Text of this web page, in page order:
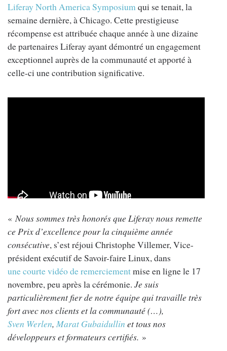
Liferay North America Symposiumqui se tenait, la
semaine dernière, à Chicago. Cette prestigieuse
récompense est attribuée chaque année à une dizaine
de partenaires Liferay ayant démontré un engagement
exceptionnel auprès de la communauté et apporté à
celle-ci une contribution significative.
«Nous sommes très honorés que Liferay nous remette
ce Prix d’excellence pour la cinquième année
consécutive, s’est réjoui Christophe Villemer, Vice-
président exécutif de Savoir-faire Linux, dans
une courte vidéo de remerciementmise en ligne le 17
novembre, peu après la cérémonie. Je suis
particulièrement fier de notre équipe qui travaille très
fort avec nos clients et la communauté (…),
Sven Werlen, Marat Gubaidullin et tous nos
développeurs et formateurs certifiés. »